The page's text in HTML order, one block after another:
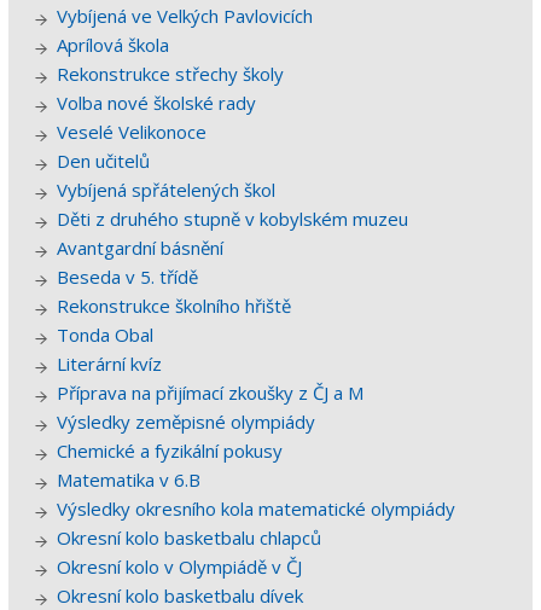
Vybíjená ve Velkých Pavlovicích
Aprílová škola
Rekonstrukce střechy školy
Volba nové školské rady
Veselé Velikonoce
Den učitelů
Vybíjená spřátelených škol
Děti z druhého stupně v kobylském muzeu
Avantgardní básnění
Beseda v 5. třídě
Rekonstrukce školního hřiště
Tonda Obal
Literární kvíz
Příprava na přijímací zkoušky z ČJ a M
Výsledky zeměpisné olympiády
Chemické a fyzikální pokusy
Matematika v 6.B
Výsledky okresního kola matematické olympiády
Okresní kolo basketbalu chlapců
Okresní kolo v Olympiádě v ČJ
Okresní kolo basketbalu dívek